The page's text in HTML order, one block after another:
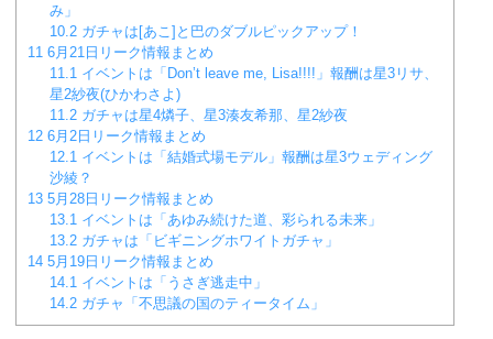
み」
10.2 ガチャは[あこ]と巴のダブルピックアップ！
11 6月21日リーク情報まとめ
11.1 イベントは「Don’t leave me, Lisa!!!!」報酬は星3リサ、
星2紗夜(ひかわさよ)
11.2 ガチャは星4燐子、星3湊友希那、星2紗夜
12 6月2日リーク情報まとめ
12.1 イベントは「結婚式場モデル」報酬は星3ウェディング
沙綾？
13 5月28日リーク情報まとめ
13.1 イベントは「あゆみ続けた道、彩られる未来」
13.2 ガチャは「ビギニングホワイトガチャ」
14 5月19日リーク情報まとめ
14.1 イベントは「うさぎ逃走中」
14.2 ガチャ「不思議の国のティータイム」